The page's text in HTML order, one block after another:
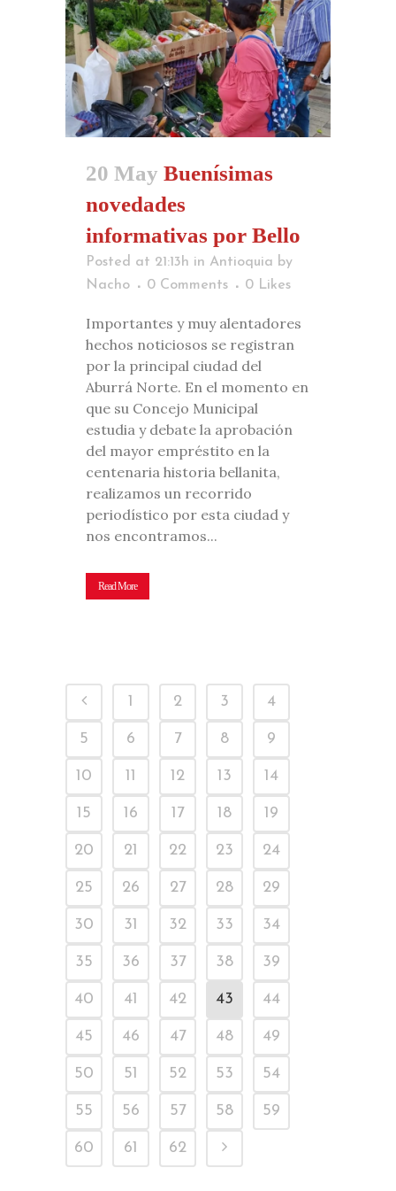
20 May Buenísimas
novedades
informativas por Bello
Posted at 21:13h in Antioquia by
Nacho
0 Comments 0 Likes
Importantes y muy alentadores
hechos noticiosos se registran
por la principal ciudad del
Aburrá Norte. En el momento en
que su Concejo Municipal
estudia y debate la aprobación
del mayor empréstito en la
centenaria historia bellanita,
realizamos un recorrido
periodístico por esta ciudad y
nos encontramos...
Read More
1 2 3 4
5 6 7 8 9
10 11 12 13 14
15 16 17 18 19
20 21 22 23 24
25 26 27 28 29
30 31 32 33 34
35 36 37 38 39
40 41 42 43 44
45 46 47 48 49
50 51 52 53 54
55 56 57 58 59
60 61 62